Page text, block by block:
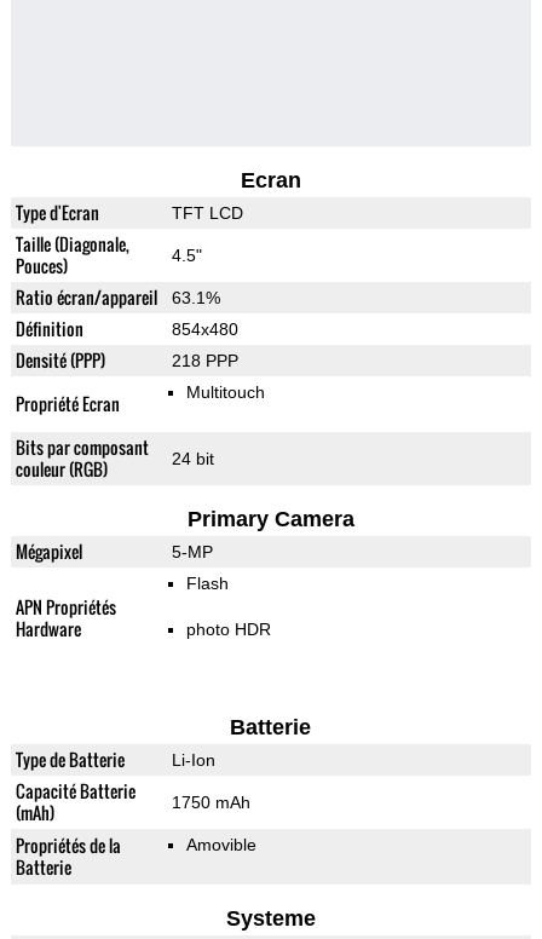
Ecran
Type d'Ecran TFT LCD
Taille (Diagonale,
Pouces)
4.5"
Ratio écran/appareil 63.1%
Définition 854x480
Densité (PPP) 218 PPP
Propriété Ecran Multitouch
Bits par composant
couleur (RGB)
24 bit
Primary Camera
Mégapixel 5-MP
APN Propriétés
Hardware
Flash
photo HDR
Batterie
Type de Batterie Li-Ion
Capacité Batterie
(mAh)
1750 mAh
Propriétés de la
Batterie
Amovible
Systeme